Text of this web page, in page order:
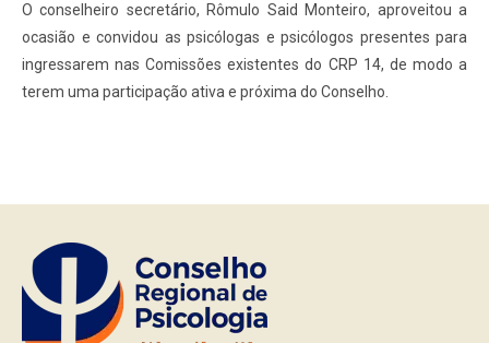
O conselheiro secretário, Rômulo Said Monteiro, aproveitou a
ocasião e convidou as psicólogas e psicólogos presentes para
ingressarem nas Comissões existentes do CRP 14, de modo a
terem uma participação ativa e próxima do Conselho.